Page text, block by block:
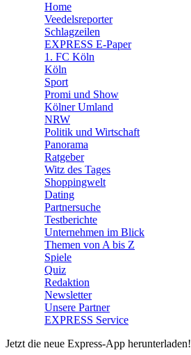
Home
Veedelsreporter
Schlagzeilen
EXPRESS E-Paper
1. FC Köln
Köln
Sport
Promi und Show
Kölner Umland
NRW
Politik und Wirtschaft
Panorama
Ratgeber
Witz des Tages
Shoppingwelt
Dating
Partnersuche
Testberichte
Unternehmen im Blick
Themen von A bis Z
Spiele
Quiz
Redaktion
Newsletter
Unsere Partner
EXPRESS Service
Jetzt die neue Express-App herunterladen!